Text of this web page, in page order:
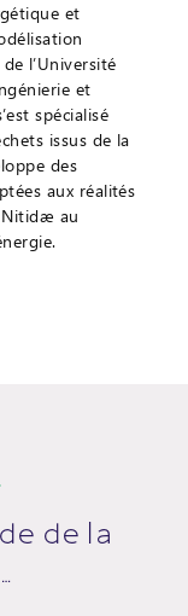
et
l’Université
et
spécialisé
issus de la
des
aux réalités
Nitidæ au
de la